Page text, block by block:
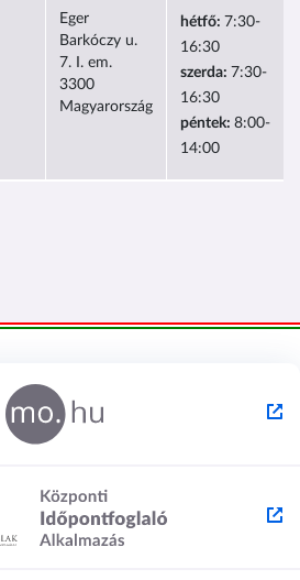
Eger
Barkóczy u.
7. I. em.
3300
Magyarország
hétfő: 7:30-
16:30
szerda: 7:30-
16:30
péntek: 8:00-
14:00